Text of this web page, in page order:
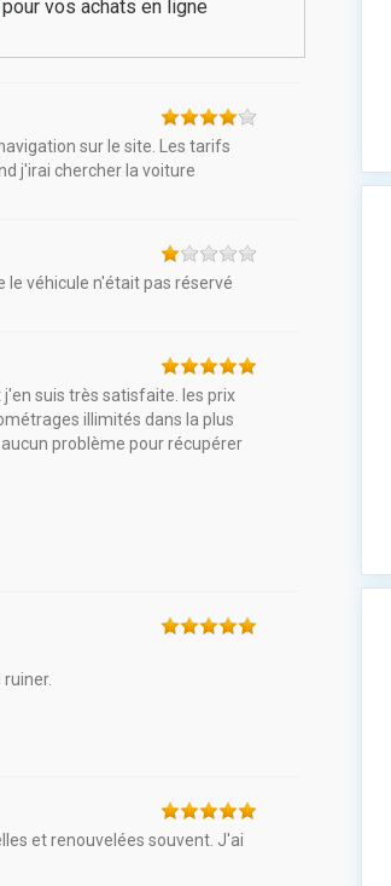
pour vos achats en ligne
sur le site. Les tarifs
j'irai chercher la voiture
le véhicule n'était pas réservé
suis très satisfaite. les prix
illimités dans la plus
problème pour récupérer
et renouvelées souvent. J'ai